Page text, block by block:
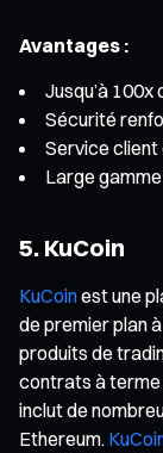
Avantages :
Jusqu’à 100x
Sécurité
Service
Large
5. KuCoin
KuCoinest une
de premier plan
produits de
contrats à terme
inclut de
Ethereum.